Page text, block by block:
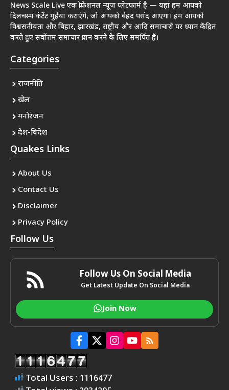
News Scale Live एक प्रोफेशनल न्यूज़ प्लेटफार्म है — यहां हम आपको
दिलचस्प कंटेंट मुहैया कराएंगे, जो आपको बेहद पसंद आएगा। हम आपको
विश्वसनीयता और बिहार, झारखंड, राष्ट्रीय और आदि समाचारों पर ध्यान केंद्रित
करते हुए सर्वोत्तम समाचार प्रदान करने के लिए समर्पित हैं।
Categories
राजनीति
खेल
मनोरंजन
देश-विदेश
Quakes Links
About Us
Contact Us
Disclaimer
Privacy Policy
Follow Us
Follow Us On Social Media
Get Latest Update On Social Media
Join Now
Total Users : 1116477